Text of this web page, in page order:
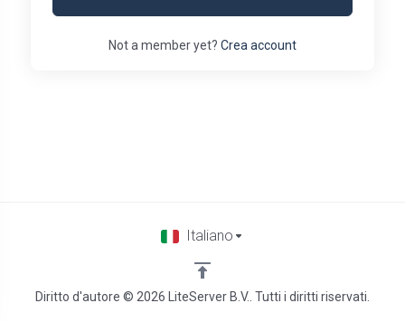
Not a member yet? Crea account
Diritto d'autore © 2026 LiteServer B.V.. Tutti i diritti riservati.
Italiano